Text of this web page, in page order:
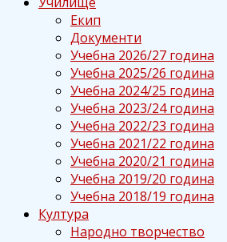
Екип
Документи
Учебна 2026/27 година
Учебна 2025/26 година
Учебна 2024/25 година
Учебна 2023/24 година
Учебна 2022/23 година
Учебна 2021/22 година
Учебна 2020/21 година
Учебна 2019/20 година
Учебна 2018/19 година
Култура
Народно творчество